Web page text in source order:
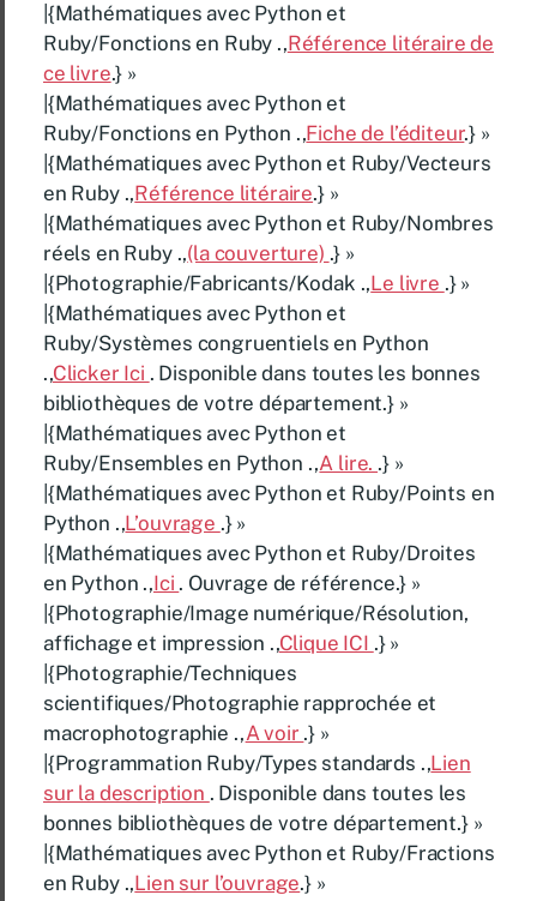
|{Mathématiques avec Python et
Ruby/Fonctions en Ruby .,Référence litéraire de
ce livre.} »
|{Mathématiques avec Python et
Ruby/Fonctions en Python .,Fiche de l’éditeur.} »
|{Mathématiques avec Python et Ruby/Vecteurs
en Ruby .,Référence litéraire.} »
|{Mathématiques avec Python et Ruby/Nombres
réels en Ruby .,(la couverture) .} »
|{Photographie/Fabricants/Kodak .,Le livre .} »
|{Mathématiques avec Python et
Ruby/Systèmes congruentiels en Python
.,Clicker Ici . Disponible dans toutes les bonnes
bibliothèques de votre département.} »
|{Mathématiques avec Python et
Ruby/Ensembles en Python .,A lire. .} »
|{Mathématiques avec Python et Ruby/Points en
Python .,L’ouvrage .} »
|{Mathématiques avec Python et Ruby/Droites
en Python .,Ici . Ouvrage de référence.} »
|{Photographie/Image numérique/Résolution,
affichage et impression .,Clique ICI .} »
|{Photographie/Techniques
scientifiques/Photographie rapprochée et
macrophotographie .,A voir .} »
|{Programmation Ruby/Types standards .,Lien
sur la description . Disponible dans toutes les
bonnes bibliothèques de votre département.} »
|{Mathématiques avec Python et Ruby/Fractions
en Ruby .,Lien sur l’ouvrage.} »